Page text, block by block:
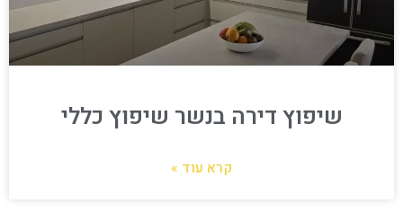
שיפוץ דירה בנשר שיפוץ כללי
קרא עוד »